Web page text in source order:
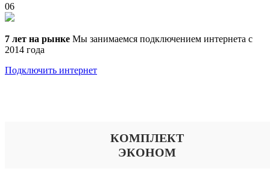
06
7 лет на рынке Мы занимаемся подключением интернета с
2014 года
Подключить интернет
КОМПЛЕКТ
ЭКОНОМ